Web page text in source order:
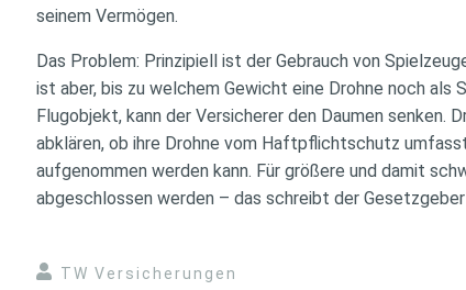
seinem Vermögen.
Das Problem: Prinzipiell ist der Gebrauch von
ist aber, bis zu welchem Gewicht eine Drohne noch
Flugobjekt, kann der Versicherer den Daumen senken.
abklären, ob ihre Drohne vom Haftpflichtschutz
aufgenommen werden kann. Für größere und damit
abgeschlossen werden – das schreibt der Gesetzgeber
TW Versicherungen